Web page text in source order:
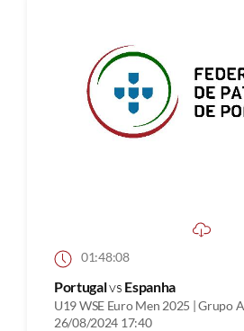
01:48:08
Portugalvs Espanha
U19 WSE Euro Men 2025 | Grupo
26/08/2024 17:40